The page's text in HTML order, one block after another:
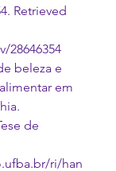
Retrieved
28646354
beleza e
em
de
ri/han